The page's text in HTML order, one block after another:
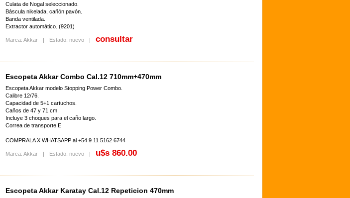
Culata de Nogal seleccionado.
Báscula nikelada, cañón pavón.
Banda ventilada.
Extractor automático. (9201)
Marca: Akkar | Estado: nuevo | consultar
Escopeta Akkar Combo Cal.12 710mm+470mm
Escopeta Akkar modelo Stopping Power Combo.
Calibre 12/76.
Capacidad de 5+1 cartuchos.
Caños de 47 y 71 cm.
Incluye 3 choques para el caño largo.
Correa de transporte.E
COMPRALA X WHATSAPP al +54 9 11 5162 6744
Marca: Akkar | Estado: nuevo | u$s 860.00
Escopeta Akkar Karatay Cal.12 Repeticion 470mm